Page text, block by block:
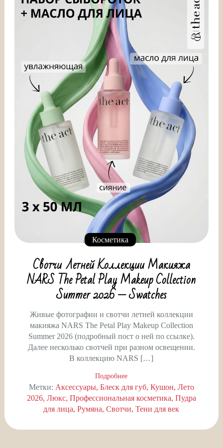
Косметика
Свотчи Летней Коллекции Макияжа
NARS The Petal Play Makeup Collection
Summer 2026 — Swatches
Живые фотографии и свотчи летней коллекции
макияжа NARS The Petal Play Makeup Collection
Summer 2026 (подробный пост о ней по ссылке).
Далее несколько свотчей при разном освещении.
В коллекцию NARS […]
Подробнее
Метки: Аксессуары Блеск для губ Кушон Лето
2026 Люкс Профессиональная косметика Пудра
для лица Румяна Свотчи Тени для век